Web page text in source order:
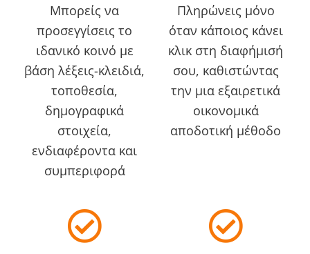
Μπορείς να
προσεγγίσεις το
ιδανικό κοινό με
βάση λέξεις-κλειδιά,
τοποθεσία,
δημογραφικά
στοιχεία,
ενδιαφέροντα και
συμπεριφορά
Πληρώνεις μόνο
όταν κάποιος κάνει
κλικ στη διαφήμισή
σου, καθιστώντας
την μια εξαιρετικά
οικονομικά
αποδοτική μέθοδο